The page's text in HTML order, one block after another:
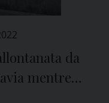
da
mentre